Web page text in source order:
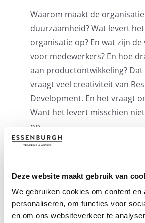
Deze website maakt gebruik van
We gebruiken cookies om content en
personaliseren, om functies voor
en om ons websiteverkeer te
Waarom maakt de
duurzaamheid? Wat levert
organisatie op? En wat zijn
voor medewerkers? En hoe
aan productontwikkeling?
vraagt veel creativiteit van
Development. En het vraagt
Want het levert misschien
op.
4. Formuleer een lange-
Formuleer het doel van de
leg daarbij vast dat je die
duurzame wijze wilt bereiken.
gaan om een